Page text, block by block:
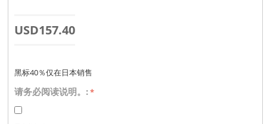
USD157.40
黑标40％仅在日本销售
请务必阅读说明。: